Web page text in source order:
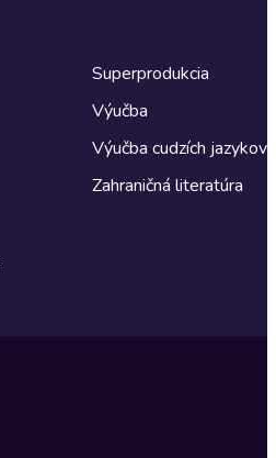
Superprodukcia
Výučba
Výučba cudzích jazykov
Zahraničná literatúra